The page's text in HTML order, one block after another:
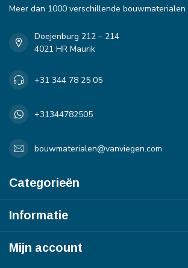
Meer dan 1000 verschillende bouwmaterialen
Doejenburg 212 – 214
4021 HR Maurik
+31 344 78 25 05
+31344782505
bouwmaterialen@vanviegen.com
Categorieën
Informatie
Mijn account